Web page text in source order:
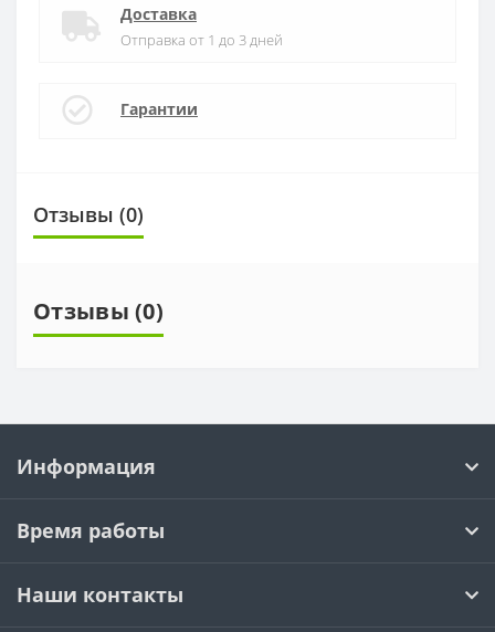
Доставка
Отправка от 1 до 3 дней
Гарантии
Отзывы (0)
Отзывы (0)
Информация
Время работы
Наши контакты